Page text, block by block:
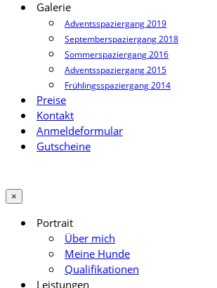
Galerie
Adventsspaziergang 2019
Septemberspaziergang 2018
Sommerspaziergang 2016
Adventsspaziergang 2015
Frühlingsspaziergang 2014
Preise
Kontakt
Anmeldeformular
Gutscheine
×
Portrait
Über mich
Meine Hunde
Qualifikationen
Leistungen